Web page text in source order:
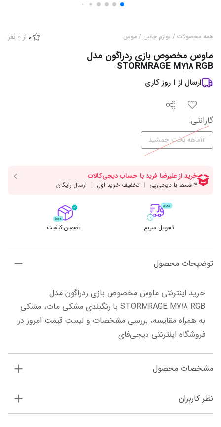
همه محصولات / لوازم جانبی / موس 0 از 0 نفر
ماوس مخصوص بازی ردراگون مدل
STORMRAGE M718 RGB
ارسال از 1 روز کاری
گارانتی:
12ماهه تخت جمشید
تحویل سریع تضمین کیفیت
توضیحات محصول
فروشگاه اینترنتی دیجی‌فای
مشخصات محصول
نظر کاربران